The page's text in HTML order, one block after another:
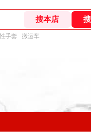
手套 搬运车